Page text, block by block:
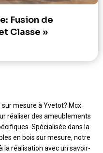
Fusion de
Classe »
mesure à Yvetot? Mcx
réaliser des ameublements
Spécialisée dans la
en bois sur mesure, notre
la réalisation avec un savoir-